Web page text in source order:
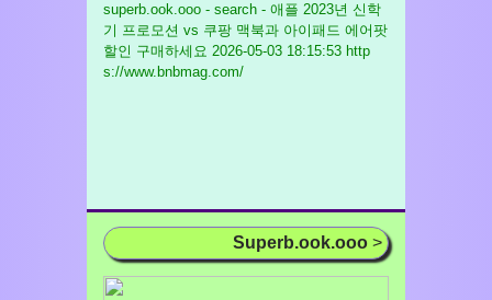
superb.ook.ooo - search - 애플 2023년 신학
기 프로모션 vs 쿠팡 맥북과 아이패드 에어팟
할인 구매하세요 2026-05-03 18:15:53 http
s://www.bnbmag.com/
Superb.ook.ooo >